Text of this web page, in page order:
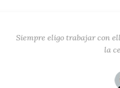
Siempre eligo trabajar con ellos
la